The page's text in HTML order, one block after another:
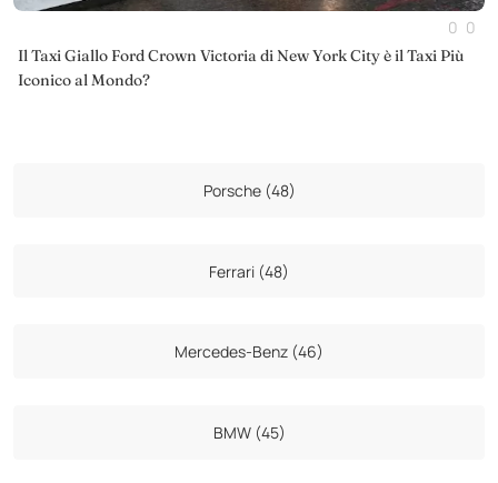
0 0
Il Taxi Giallo Ford Crown Victoria di New York City è il Taxi Più
Iconico al Mondo?
Porsche (48)
Ferrari (48)
Mercedes-Benz (46)
BMW (45)